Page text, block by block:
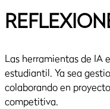
Las herramientas de IA
estudiantil. Ya sea
colaborando en
competitiva.